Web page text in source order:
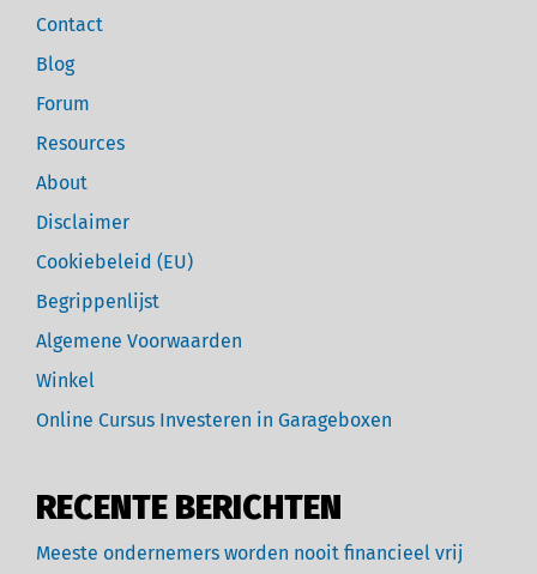
Contact
Blog
Forum
Resources
About
Disclaimer
Cookiebeleid (EU)
Begrippenlijst
Algemene Voorwaarden
Winkel
Online Cursus Investeren in Garageboxen
RECENTE BERICHTEN
Meeste ondernemers worden nooit financieel vrij